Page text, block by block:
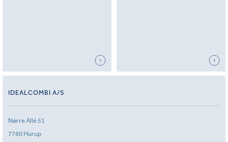
IDEALCOMBI A/S
Nørre Allé 51
7760 Hurup